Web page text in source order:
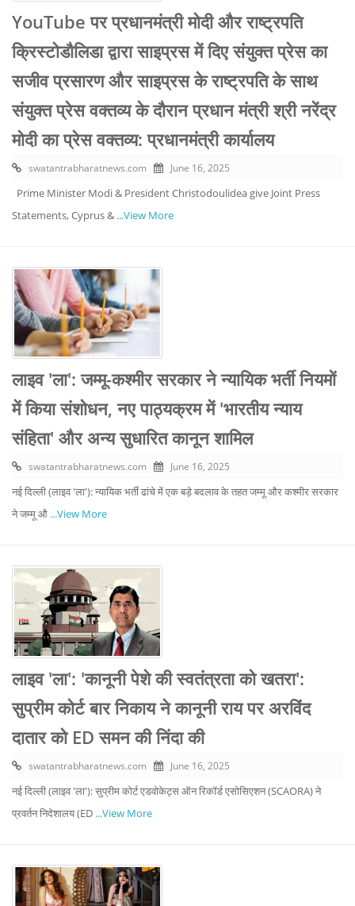
YouTube पर प्रधानमंत्री मोदी और राष्ट्रपति
क्रिस्टोडौलिडा द्वारा साइप्रस में दिए संयुक्त प्रेस का
सजीव प्रसारण और साइप्रस के राष्ट्रपति के साथ
संयुक्त प्रेस वक्तव्य के दौरान प्रधान मंत्री श्री नरेंद्र
मोदी का प्रेस वक्तव्य: प्रधानमंत्री कार्यालय
swatantrabharatnews.com June 16, 2025
Prime Minister Modi & President Christodoulidea give Joint Press
Statements, Cyprus & ...View More
लाइव 'ला': जम्मू-कश्मीर सरकार ने न्यायिक भर्ती नियमों
में किया संशोधन, नए पाठ्यक्रम में 'भारतीय न्याय
संहिता' और अन्य सुधारित कानून शामिल
swatantrabharatnews.com June 16, 2025
नई दिल्ली (लाइव 'ला'): न्यायिक भर्ती ढांचे में एक बड़े बदलाव के तहत जम्मू और कश्मीर सरकार
ने जम्मू औ ...View More
लाइव 'ला': 'कानूनी पेशे की स्वतंत्रता को खतरा':
सुप्रीम कोर्ट बार निकाय ने कानूनी राय पर अरविंद
दातार को ED समन की निंदा की
swatantrabharatnews.com June 16, 2025
नई दिल्ली (लाइव 'ला'): सुप्रीम कोर्ट एडवोकेट्स ऑन रिकॉर्ड एसोसिएशन (SCAORA) ने
प्रवर्तन निदेशालय (ED ...View More